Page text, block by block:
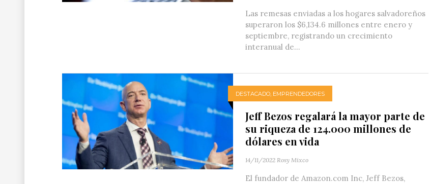
Las remesas enviadas a los hogares salvadoreños
superaron los $6,134.6 millones entre enero y
septiembre, registrando un crecimiento
interanual de...
DESTACADO EMPRENDEDORES
Jeff Bezos regalará la mayor parte de
su riqueza de 124.000 millones de
dólares en vida
14/11/2022 Rosy Mixco
El fundador de Amazon.com Inc, Jeff Bezos,